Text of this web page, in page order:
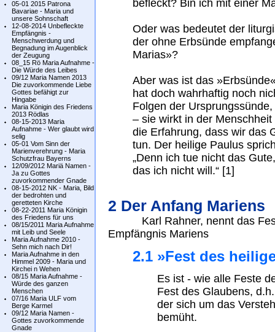
05-01 2015 Patrona
Bavariae - Maria und
unsere Sohnschaft
12-08-2014 Unbefleckte
Empfängnis -
Menschwerdung und
Begnadung im Augenblick
der Zeugung
08_15 Rö Maria Aufnahme -
Die Würde des Leibes
09/12 Maria Namen 2013
Die zuvorkommende Liebe
Gottes befähigt zur
Hingabe
Maria Königin des Friedens
2013 Rödlas
08-15-2013 Maria
Aufnahme - Wer glaubt wird
selig
05-01 Vom Sinn der
Marienverehrung - Maria
Schutzfrau Bayerns
12/09/2012 Mariä Namen -
Ja zu Gottes
zuvorkommender Gnade
08-15-2012 NK - Maria, Bild
der bedrohten und
geretteten Kirche
08-22-2011 Maria Königin
des Friedens für uns
08/15/2011 Maria Aufnahme
mit Leib und Seele
Maria Aufnahme 2010 -
Sehn mich nach Dir!
Maria Aufnahme in den
Himmel 2009 - Maria und
Kirchei n Wehen
08/15 Maria Aufnahme -
Würde des ganzen
Menschen
07/16 Maria ULF vom
Berge Karmel
09/12 Maria Namen -
Gottes zuvorkommende
Gnade
befleckt? Bin ich mit einer
Oder was bedeutet der
der ohne Erbsünde
Marias»?
Aber was ist das
hat doch wahrhaftig noch
Folgen der
– sie wirkt in der
die Erfahrung, dass wir das
tun. Der heilige Paulus
„Denn ich tue nicht das
das ich nicht will.“ [1]
2 Der Anfang Mariens
Karl Rahner, nennt das Fest
Empfängnis Mariens
2.1 »Fest des
Es ist - wie alle Feste
Fest des Glaubens,
der sich um das
bemüht.